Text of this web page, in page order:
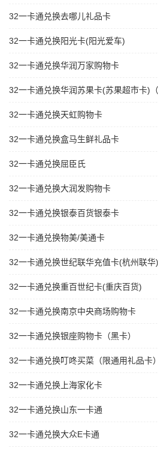
32一卡通兑换去哪儿礼品卡
32一卡通兑换阳光卡(阳光爱车)
32一卡通兑换华润万家购物卡
32一卡通兑换华润苏果卡(苏果超市卡)
32一卡通兑换天虹购物卡
32一卡通兑换盒马生鲜礼品卡
32一卡通兑换屈臣氏
32一卡通兑换大润发购物卡
32一卡通兑换银泰百货银泰卡
32一卡通兑换物美/美通卡
32一卡通兑换世纪联华充值卡(杭州联华)
32一卡通兑换重百世纪卡(重庆百货)
32一卡通兑换南京中央商场购物卡
32一卡通兑换银座购物卡（黑卡）
32一卡通兑换叮咚买菜（限通用礼品卡）
32一卡通兑换上海家化卡
32一卡通兑换山东一卡通
32一卡通兑换大众E卡通